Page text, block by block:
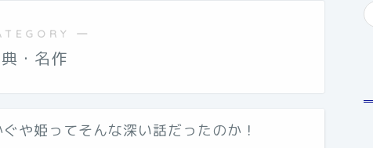
―
・名作
ぐや姫ってそんな深い話だったのか！